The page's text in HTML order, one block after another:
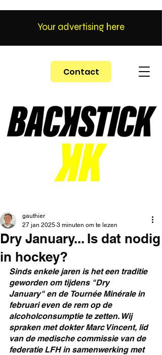
Contact
Your advertising here
Dry January... Is dat nodig
in hockey?
gauthier
27 jan 2025 3 minuten om te lezen
Sinds enkele jaren is het een traditie
geworden om tijdens "Dry
January" en de Tournée Minérale in
februari even de rem op de
alcoholconsumptie te zetten. Wij
spraken met dokter Marc Vincent, lid
van de medische commissie van de
federatie LFH in samenwerking met